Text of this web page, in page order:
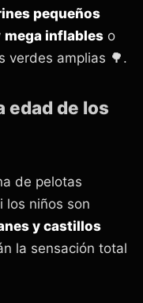
pequeños
mega inflables o
verdes amplias 🌳.
edad de los
de pelotas
los niños son
y castillos
la sensación total